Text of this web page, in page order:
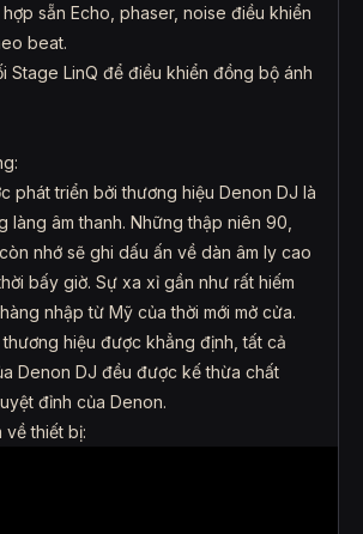
sẵn Echo, phaser, noise điều khiển
beat.
Stage LinQ để điều khiển đồng bộ ánh
phát triển bởi thương hiệu Denon DJ là
làng âm thanh. Những thập niên 90,
nhớ sẽ ghi dấu ấn về dàn âm ly cao
bấy giờ. Sự xa xỉ gần như rất hiếm
nhập từ Mỹ của thời mới mở cửa.
hiệu được khẳng định, tất cả
Denon DJ đều được kế thừa chất
đỉnh của Denon.
thiết bị: